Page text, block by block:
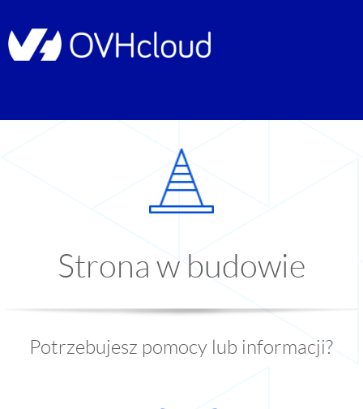
Strona w budowie
Potrzebujesz pomocy lub informacji?